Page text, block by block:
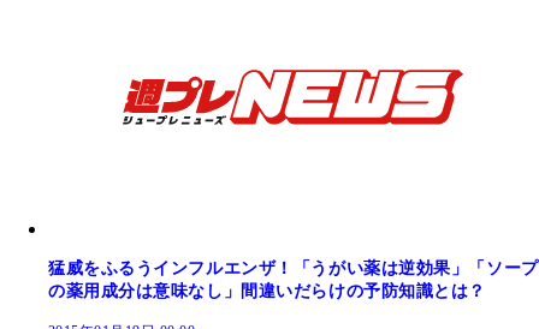
猛威をふるうインフルエンザ！「うがい薬は逆効果」「ソープ
の薬用成分は意味なし」間違いだらけの予防知識とは？